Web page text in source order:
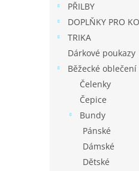
PŘILBY
DOPLŇKY PRO
TRIKA
Dárkové poukazy
Běžecké oblečení
Čelenky
Čepice
Bundy
Pánské
Dámské
Dětské